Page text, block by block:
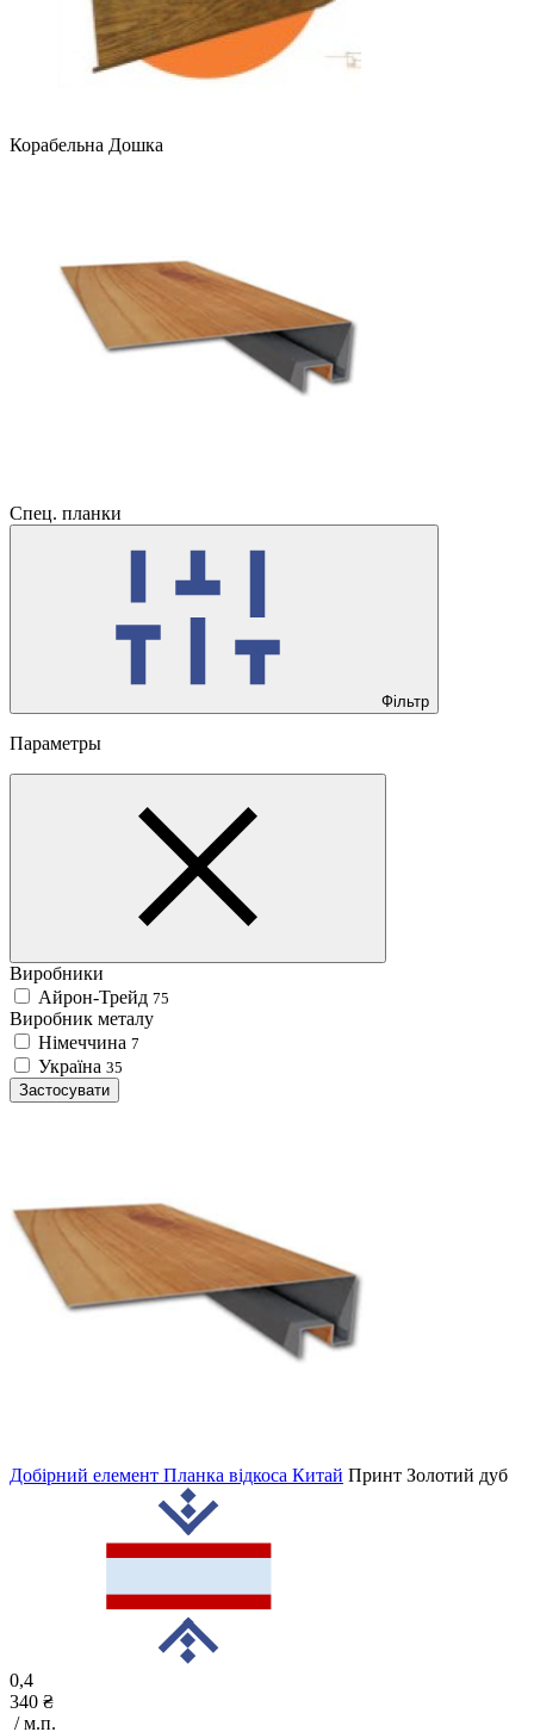
Корабельна Дошка
Спец. планки
Фільтр
Параметры
Виробники
Айрон-Трейд 75
Виробник металу
Німеччина 7
Україна 35
Застосувати
Добірний елемент Планка відкоса Китай Принт Золотий дуб
0,4
340 ₴
/ м.п.